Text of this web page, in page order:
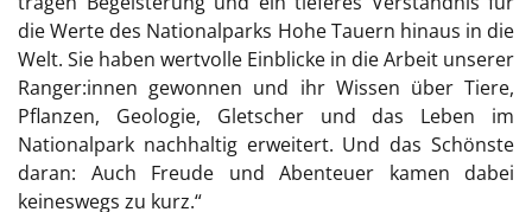
die Werte des Nationalparks Hohe Tauern hinaus in die
Welt. Sie haben wertvolle Einblicke in die Arbeit unserer
Ranger:innen gewonnen und ihr Wissen über Tiere,
Pflanzen, Geologie, Gletscher und das Leben im
Nationalpark nachhaltig erweitert. Und das Schönste
daran: Auch Freude und Abenteuer kamen dabei
keineswegs zu kurz.“